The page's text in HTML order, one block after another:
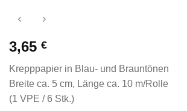
3,65 €
Krepppapier in Blau- und Brauntönen
Breite ca. 5 cm, Länge ca. 10 m/Rolle
(1 VPE / 6 Stk.)